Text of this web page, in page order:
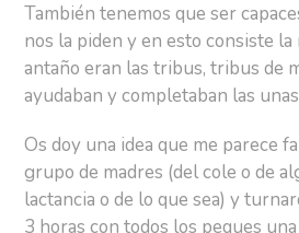
También tenemos que ser
nos la piden y en esto consiste la
antaño eran las tribus, tribus de
ayudaban y completaban las
Os doy una idea que me parece
grupo de madres (del cole o de
lactancia o de lo que sea) y
3 horas con todos los peques